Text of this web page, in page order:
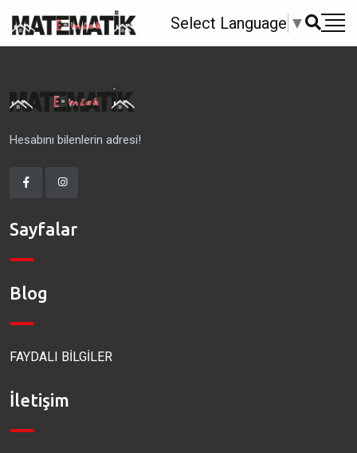
Select Language ▼
Hesabını bilenlerin adresi!
Sayfalar
Blog
FAYDALI BİLGİLER
İletişim